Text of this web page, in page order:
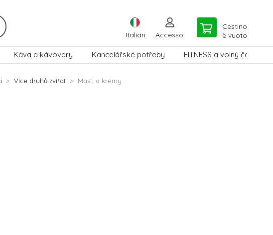
Italian Accesso
Cestino
è vuoto
Káva a kávovary Kancelářské potřeby FITNESS a volný čas
Více druhů zvířat Masti a krémy